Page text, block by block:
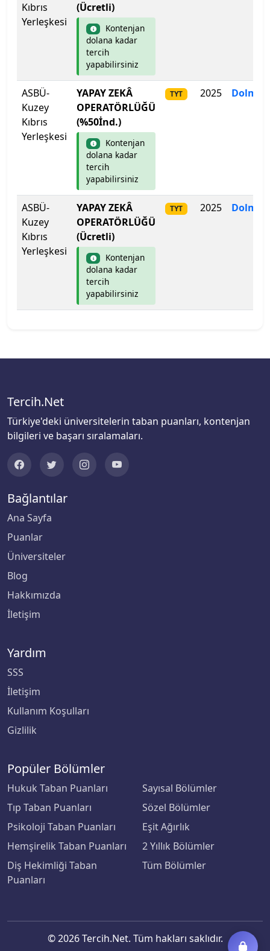
İzmir Tınaztepe Üniversitesi
İzmir Yüksek Teknoloji Enstitüsü
Kadir Has Üniversitesi
Kafkas Üniversitesi
Kahramanmaraş İstiklal Üniversitesi
Kahramanmaraş Sütçü İmam Üniversitesi
Kahramanmaraş Sütçü İmam Üniversitesi
Kapadokya Üniversitesi
Kapadokya Üniversitesi
Karabük Üniversitesi
Kayseri Üniversitesi
Kıbrıs Amerikan Üniversitesi
Kıbrıs Amerikan Üniversitesi
Kıbrıs Aydın Üniversitesi
Kıbrıs Batı Üniversitesi
Kıbrıs Sağlık ve Toplum Bilimleri Üniversitesi
Kırıkkale Üniversitesi
Kocaeli Sağlık ve Teknoloji Üniversitesi
Koç Üniversitesi
Konya Teknik Üniversitesi
KTO Karatay Üniversitesi
Kütahya Sağlık Bilimleri Üniversitesi
Kıbrıs
Yerleşkesi
(Ücretli)
Kontenjan
dolana kadar
tercih
yapabilirsiniz
ASBÜ-
Kuzey
Kıbrıs
Yerleşkesi
YAPAY ZEKÂ
OPERATÖRLÜĞÜ
(%50İnd.)
Kontenjan
dolana kadar
tercih
yapabilirsiniz
TYT 2025
ASBÜ-
Kuzey
Kıbrıs
Yerleşkesi
YAPAY ZEKÂ
OPERATÖRLÜĞÜ
(Ücretli)
Kontenjan
dolana kadar
tercih
yapabilirsiniz
TYT 2025
Tercih.Net
Türkiye'deki üniversitelerin taban puanları, kontenjan
bilgileri ve başarı sıralamaları.
Bağlantılar
Ana Sayfa
Puanlar
Üniversiteler
Blog
Hakkımızda
İletişim
Yardım
SSS
İletişim
Kullanım Koşulları
Gizlilik
Popüler Bölümler
Hukuk Taban Puanları
Tıp Taban Puanları
Psikoloji Taban Puanları
Hemşirelik Taban Puanları
Diş Hekimliği Taban
Puanları
Sayısal Bölümler
Sözel Bölümler
Eşit Ağırlık
2 Yıllık Bölümler
Tüm Bölümler
© 2026 Tercih.Net. Tüm hakları saklıdır.